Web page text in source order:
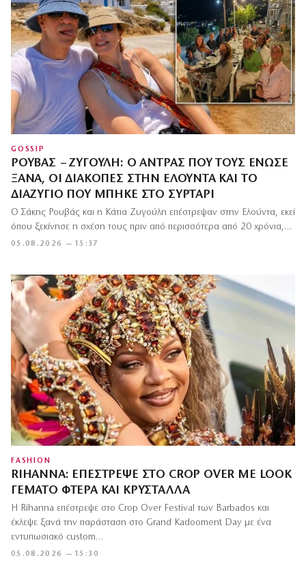
GOSSIP
ΡΟΥΒΆΣ – ΖΥΓΟΎΛΗ: Ο ΆΝΤΡΑΣ ΠΟΥ ΤΟΥΣ ΈΝΩΣΕ
ΞΑΝΆ, ΟΙ ΔΙΑΚΟΠΈΣ ΣΤΗΝ ΕΛΟΎΝΤΑ ΚΑΙ ΤΟ
ΔΙΑΖΎΓΙΟ ΠΟΥ ΜΠΉΚΕ ΣΤΟ ΣΥΡΤΆΡΙ
05.08.2026 — 15:37
Ο Σάκης Ρουβάς και η Κάτια Ζυγούλη επέστρεψαν στην Ελούντα, εκεί
όπου ξεκίνησε η σχέση τους πριν από περισσότερα από 20 χρόνια,…
FASHION
RIHANNA: ΕΠΈΣΤΡΕΨΕ ΣΤΟ CROP OVER ΜΕ LOOK
ΓΕΜΆΤΟ ΦΤΕΡΆ ΚΑΙ ΚΡΎΣΤΑΛΛΑ
05.08.2026 — 15:30
Η Rihanna επέστρεψε στο Crop Over Festival των Barbados και
έκλεψε ξανά την παράσταση στο Grand Kadooment Day με ένα
εντυπωσιακό custom…